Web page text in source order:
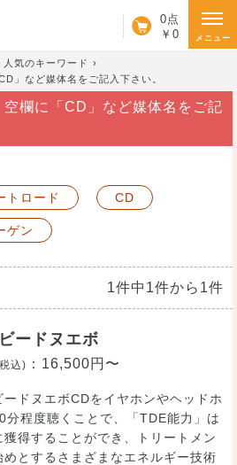
0点
￥0
カート
メニュー
人気のキーワード
」など媒体名をご記入下さい。
欄に「CD」など媒体名をご記
トロード CD
ゲン
1件中1件から1件
ードヌエボ
込) ： 16,500円〜
ードヌエボCDをイヤホンやヘッドホ
分程度聴くことで、「TDE能力」は
獲得することができ、トリートメン
めとするさまざまなエネルギー技術